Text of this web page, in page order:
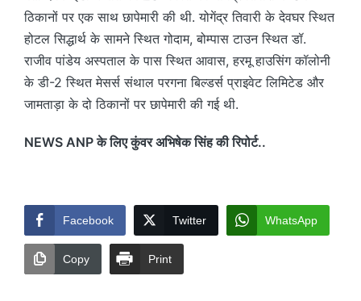
ठिकानों पर एक साथ छापेमारी की थी. योगेंद्र तिवारी के देवघर स्थित
होटल सिद्धार्थ के सामने स्थित गोदाम, बोम्पास टाउन स्थित डॉ.
राजीव पांडेय अस्पताल के पास स्थित आवास, हरमू हाउसिंग कॉलोनी
के डी-2 स्थित मेसर्स संथाल परगना बिल्डर्स प्राइवेट लिमिटेड और
जामताड़ा के दो ठिकानों पर छापेमारी की गई थी.
NEWS ANP के लिए कुंवर अभिषेक सिंह की रिपोर्ट..
Facebook Twitter WhatsApp
Copy Print